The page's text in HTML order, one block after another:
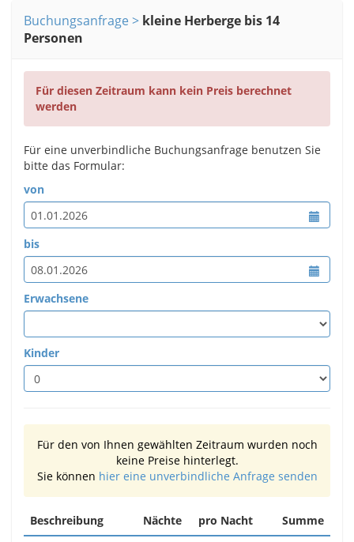
Buchungsanfrage
kleine Herberge bis 14
Personen
Für diesen Zeitraum kann kein Preis berechnet
werden
Für eine unverbindliche Buchungsanfrage benutzen Sie
bitte das Formular:
von
bis
Erwachsene
Kinder
Für den von Ihnen gewählten Zeitraum wurden noch
keine Preise hinterlegt.
Sie können hier eine unverbindliche Anfrage senden
Beschreibung Nächte pro Nacht
Summe